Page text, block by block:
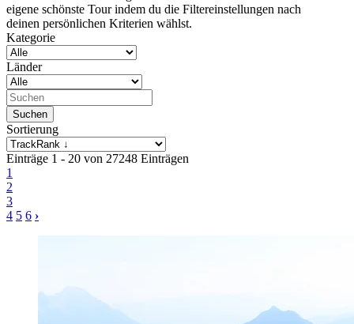
eigene schönste Tour indem du die Filtereinstellungen nach
deinen persönlichen Kriterien wählst.
Kategorie
Länder
Sortierung
Einträge 1 - 20 von 27248 Einträgen
1
2
3
4 5 6 ›